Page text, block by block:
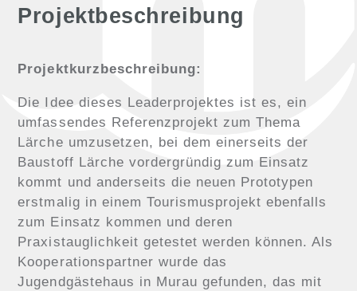
Projektbeschreibung
Projektkurzbeschreibung:
Die Idee dieses Leaderprojektes ist es, ein
umfassendes Referenzprojekt zum Thema
Lärche umzusetzen, bei dem einerseits der
Baustoff Lärche vordergründig zum Einsatz
kommt und anderseits die neuen Prototypen
erstmalig in einem Tourismusprojekt ebenfalls
zum Einsatz kommen und deren
Praxistauglichkeit getestet werden können. Als
Kooperationspartner wurde das
Jugendgästehaus in Murau gefunden, das mit